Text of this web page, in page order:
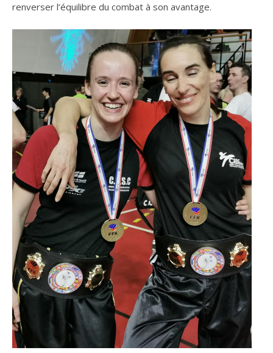
renverser l’équilibre du combat à son avantage.